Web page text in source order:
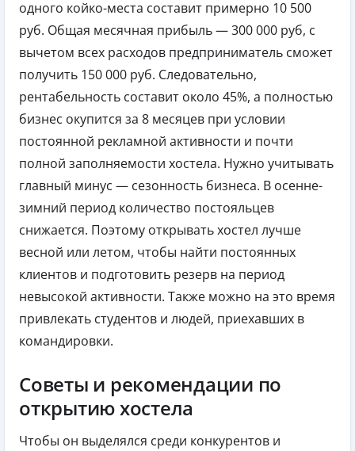
одного койко-места составит примерно 10 500
руб. Общая месячная прибыль — 300 000 руб, с
вычетом всех расходов предприниматель сможет
получить 150 000 руб. Следовательно,
рентабельность составит около 45%, а полностью
бизнес окупится за 8 месяцев при условии
постоянной рекламной активности и почти
полной заполняемости хостела. Нужно учитывать
главный минус — сезонность бизнеса. В осенне-
зимний период количество постояльцев
снижается. Поэтому открывать хостел лучше
весной или летом, чтобы найти постоянных
клиентов и подготовить резерв на период
невысокой активности. Также можно на это время
привлекать студентов и людей, приехавших в
командировки.
Советы и рекомендации по
открытию хостела
Чтобы он выделялся среди конкурентов и